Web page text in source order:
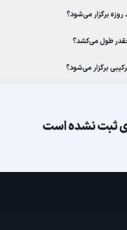
روزه برگزار می‌شود؟
چقدر طول می‌کشد؟
ترکیبی برگزار می‌شود؟
ثبت نشده است